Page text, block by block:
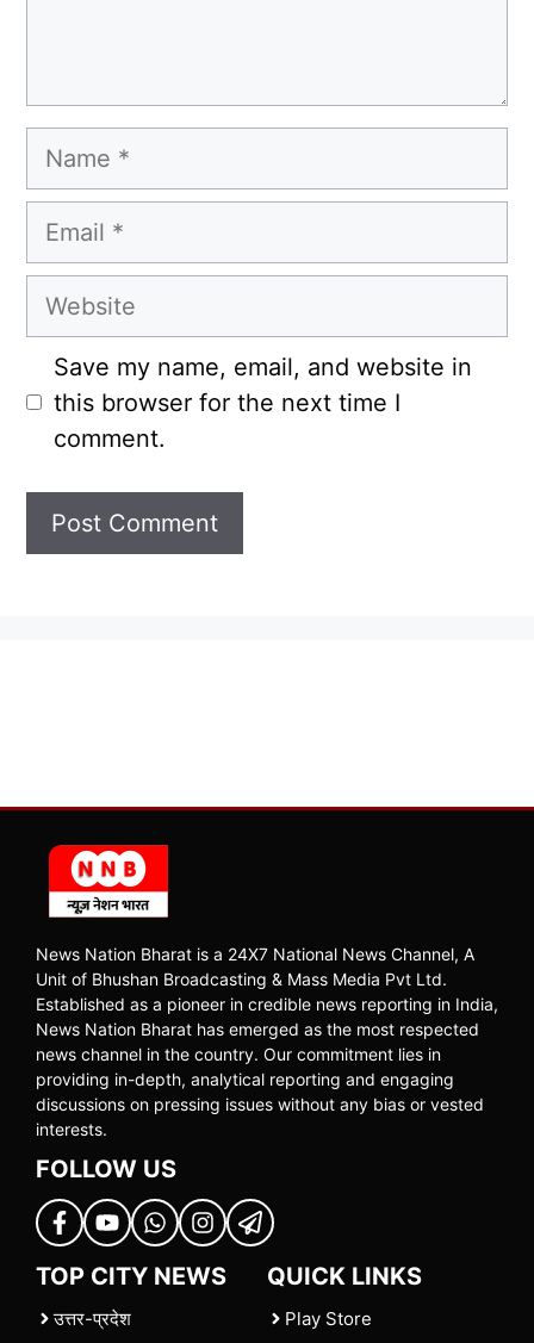
Name
Email
Website
Save my name, email, and website in
this browser for the next time I
comment.
News Nation Bharat is a 24X7 National News Channel, A
Unit of Bhushan Broadcasting & Mass Media Pvt Ltd.
Established as a pioneer in credible news reporting in India,
News Nation Bharat has emerged as the most respected
news channel in the country. Our commitment lies in
providing in-depth, analytical reporting and engaging
discussions on pressing issues without any bias or vested
interests.
FOLLOW US
TOP CITY NEWS
उत्तर-प्रदेश
QUICK LINKS
Play Store